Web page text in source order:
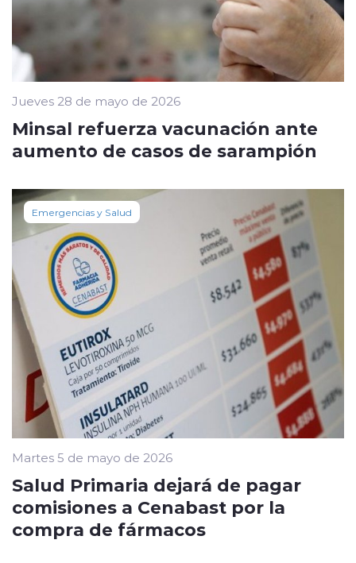
Jueves 28 de mayo de 2026
Minsal refuerza vacunación ante
aumento de casos de sarampión
Emergencias y Salud
Martes 5 de mayo de 2026
Salud Primaria dejará de pagar
comisiones a Cenabast por la
compra de fármacos